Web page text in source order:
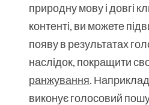
природну мову і довгі
контенті, ви можете
появу в результатах
наслідок, покращити
ранжування.
виконує голосовий